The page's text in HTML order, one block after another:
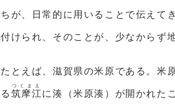
ちが、日常的に用いることで伝えて
付けられ、そのことが、少なからず
たとえば、滋賀県の米原である。米
る 筑摩江
つくまえ
に湊（米原湊）が開かれた